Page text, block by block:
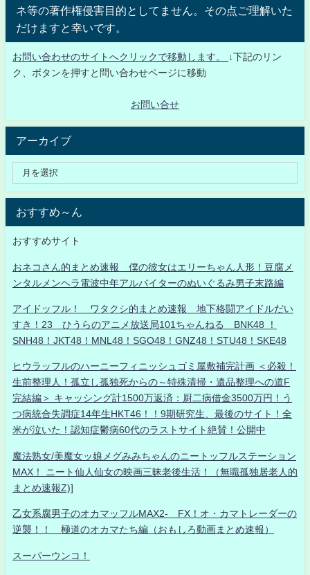
ネ等の著作権侵害目的としてません。その点ご理解いた
だけますと幸いです。
お問い合わせのサイトへクリックで移動します。
↓下記のリン
ク、ボタンを押すと問い合わせページに移動
お問い合せ
アーカイブ
おすすめ～ん
おすすめサイト
おネコさん的まとめ速報 僕の彼女はエリーちゃん人形！豆腐メ
ンタルメンヘラ電波中年アルバイターのぬいぐるみ男子末路編
アイドッフル！ ワタクシ的まとめ速報 地下格闘アイドルだい
すき！23 ひうらのアニメ放送局101ちゃんねる BNK48 ！
SNH48！JKT48！MNL48！SGO48！GNZ48！STU48！SKE48
ヒウラッフルのハーニーフィニッシュゴミ屋敷補完計画 ＜必殺！
生前整理人！孤立し孤独死からの～特殊清掃・遺品整理への道F
完結編＞ キャッシング計1500万返済：厨二病借金3500万円！う
つ病統合失調症14年生HKT46！！9期研究生、最後のサイト！全
米が泣いた！認知症鬱病60代のラストサイト絶賛！公開中
魔法熟女/美魔女ッ娘メグみみちゃんのニートッフルステーション
MAX！ ニート仙人仙女の映画三昧老後生活！（無職孤独居老人的
まとめ速報Z)]
乙女系腐男子のオカマッフルMAX2- FX！オ・カマトレーダーの
逆襲！！ 極道のオカマたち編（おもしろ動画まとめ速報）
スーパーウンコ！